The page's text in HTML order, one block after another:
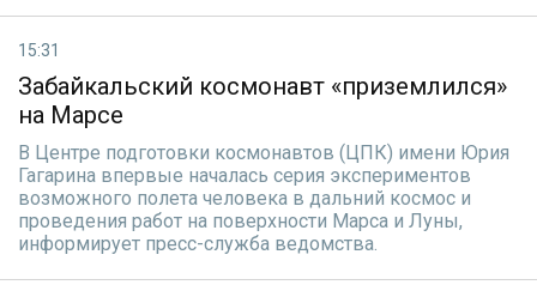
15:31
Забайкальский космонавт «приземлился»
на Марсе
В Центре подготовки космонавтов (ЦПК) имени Юрия
Гагарина впервые началась серия экспериментов
возможного полета человека в дальний космос и
проведения работ на поверхности Марса и Луны,
информирует пресс-служба ведомства.